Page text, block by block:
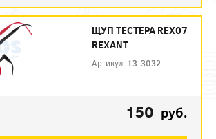
ЩУП ТЕСТЕРА REX07
REXANT
Артикул: 13-3032
150 руб.